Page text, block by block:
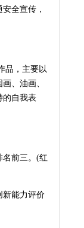
全宣传，
品，主要以
、油画、
的自我表
前三。(红
能力评价